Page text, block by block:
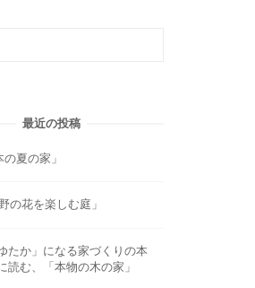
最近の投稿
夏の家」
の花を楽しむ庭」
たか」になる家づくりの本
読む、「本物の木の家」